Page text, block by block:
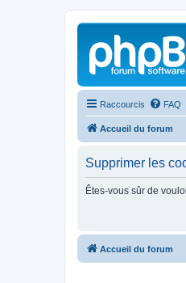
Raccourcis FAQ
Accueil du forum
Supprimer les
Êtes-vous sûr de
Accueil du forum